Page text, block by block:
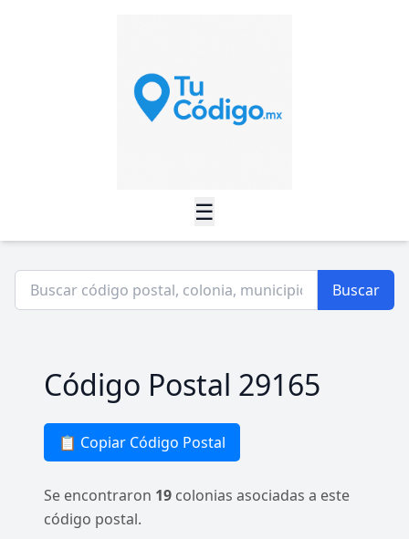
☰
Buscar
Código Postal 29165
📋 Copiar Código Postal
Se encontraron 19 colonias asociadas a este
código postal.